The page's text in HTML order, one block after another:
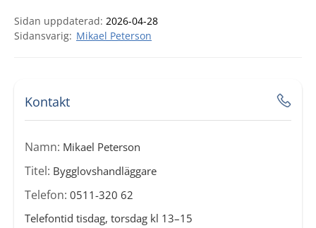
Sidan uppdaterad: 2026-04-28
Mikael Peterson
Kontakt
Namn: Mikael Peterson
Titel: Bygglovshandläggare
Telefon: 0511-320 62
Telefontid tisdag, torsdag kl 13–15